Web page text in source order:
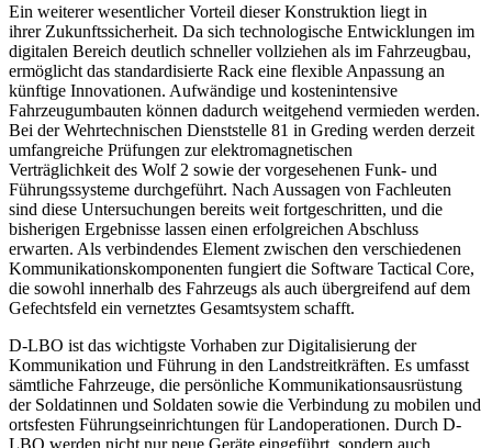
Ein weiterer wesentlicher Vorteil dieser Konstruktion liegt in
ihrer Zukunftssicherheit. Da sich technologische Entwicklungen im
digitalen Bereich deutlich schneller vollziehen als im Fahrzeugbau,
ermöglicht das standardisierte Rack eine flexible Anpassung an
künftige Innovationen. Aufwändige und kostenintensive
Fahrzeugumbauten können dadurch weitgehend vermieden werden.
Bei der Wehrtechnischen Dienststelle 81 in Greding werden derzeit
umfangreiche Prüfungen zur elektromagnetischen
Verträglichkeit des Wolf 2 sowie der vorgesehenen Funk- und
Führungssysteme durchgeführt. Nach Aussagen von Fachleuten
sind diese Untersuchungen bereits weit fortgeschritten, und die
bisherigen Ergebnisse lassen einen erfolgreichen Abschluss
erwarten. Als verbindendes Element zwischen den verschiedenen
Kommunikationskomponenten fungiert die Software Tactical Core,
die sowohl innerhalb des Fahrzeugs als auch übergreifend auf dem
Gefechtsfeld ein vernetztes Gesamtsystem schafft.
D-LBO ist das wichtigste Vorhaben zur Digitalisierung der
Kommunikation und Führung in den Landstreitkräften. Es umfasst
sämtliche Fahrzeuge, die persönliche Kommunikationsausrüstung
der Soldatinnen und Soldaten sowie die Verbindung zu mobilen und
ortsfesten Führungseinrichtungen für Landoperationen. Durch D-
LBO werden nicht nur neue Geräte eingeführt, sondern auch